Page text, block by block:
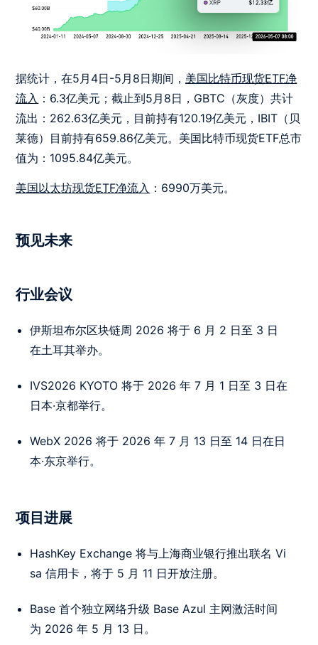
据统计，在5月4日-5月8日期间， 美国比特币现货ETF净
流入 ：6.3亿美元；截止到5月8日，GBTC（灰度）共计
流出：262.63亿美元，目前持有120.19亿美元，IBIT（贝
莱德）目前持有659.86亿美元。美国比特币现货ETF总市
值为：1095.84亿美元。
美国以太坊现货ETF净流入 ：6990万美元。
预见未来
行业会议
伊斯坦布尔区块链周 2026 将于 6 月 2 日至 3 日
在土耳其举办。
IVS2026 KYOTO 将于 2026 年 7 月 1 日至 3 日在
日本·京都举行。
WebX 2026 将于 2026 年 7 月 13 日至 14 日在日
本·东京举行。
项目进展
HashKey Exchange 将与上海商业银行推出联名 Vi
sa 信用卡，将于 5 月 11 日开放注册。
Base 首个独立网络升级 Base Azul 主网激活时间
为 2026 年 5 月 13 日。